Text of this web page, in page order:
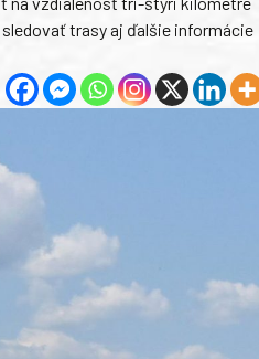
trasy aj ďalšie informácie